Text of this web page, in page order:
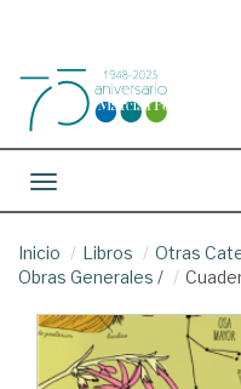
Toggle navigation
Inicio Libros Otras
Obras Generales /